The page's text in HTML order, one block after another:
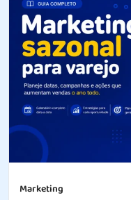
Marketing